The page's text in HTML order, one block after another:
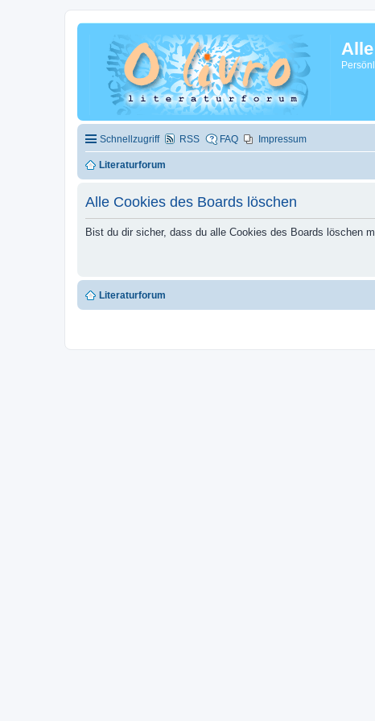
Schnellzugriff RSS FAQ Impressum
Literaturforum
Alle Cookies des Boards löschen
Bist du dir sicher, dass du alle Cookies des Boards löschen
Literaturforum